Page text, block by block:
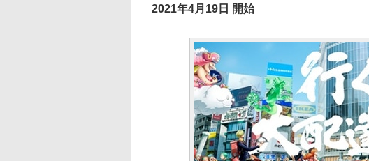
2021年4月19日 開始